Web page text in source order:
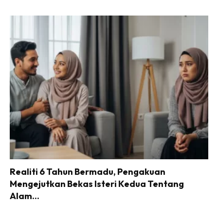
Realiti 6 Tahun Bermadu, Pengakuan
Mengejutkan Bekas Isteri Kedua Tentang
Alam...